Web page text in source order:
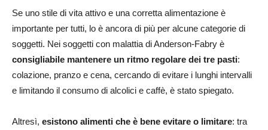
Se uno stile di vita attivo e una corretta alimentazione è
importante per tutti, lo è ancora di più per alcune categorie di
soggetti. Nei soggetti con malattia di Anderson-Fabry è
consigliabile mantenere un ritmo regolare dei tre pasti:
colazione, pranzo e cena, cercando di evitare i lunghi intervalli
e limitando il consumo di alcolici e caffè, è stato spiegato.
Altresì, esistono alimenti che è bene evitare o limitare: tra